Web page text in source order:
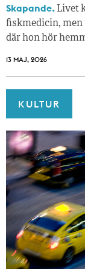
Skapande. Livet
fiskmedicin, men
där hon hör
13 MAJ, 2026
KULTUR